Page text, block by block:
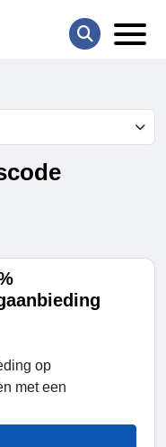
op
met een